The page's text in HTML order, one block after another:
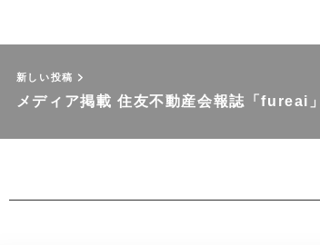
新しい投稿
メディア掲載 住友不動産会報誌「fureai